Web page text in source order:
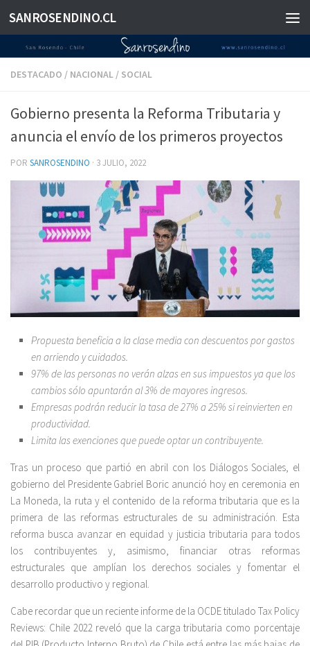
Saltar al contenido
SANROSENDINO.CL
DESTACADO / NACIONAL / SOCIAL
Gobierno presenta la Reforma Tributaria y
anuncia el envío de los primeros proyectos
POR SANROSENDINO · 3 JULIO, 2022
Propuesta beneficia a la clase media con descuentos por gastos
en arriendo y cuidados.
97% de las personas no verán alzas en sus impuestos ya que los
cambios sólo apuntarán al 3% de mayores ingresos.
Empresas podrán reducir la tasa de 27% a 25% si reinvierten en
productividad.
Limita las exenciones que puede optar un contribuyente.
Tras un proceso que partió en abril con los Diálogos Sociales, el
gobierno del Presidente Gabriel Boric anunció hoy en ceremonia en
La Moneda, la ruta y el contenido de la reforma tributaria que es la
primera de las reformas estructurales de su administración. Esta
reforma busca avanzar en equidad y justicia tributaria para todos
los contribuyentes y, asimismo, financiar otras reformas
estructurales que amplían los derechos sociales y fomentar el
desarrollo productivo y regional.
Cabe recordar que un reciente informe de la OCDE titulado Tax Policy
Reviews: Chile 2022 reveló que la carga tributaria como porcentaje